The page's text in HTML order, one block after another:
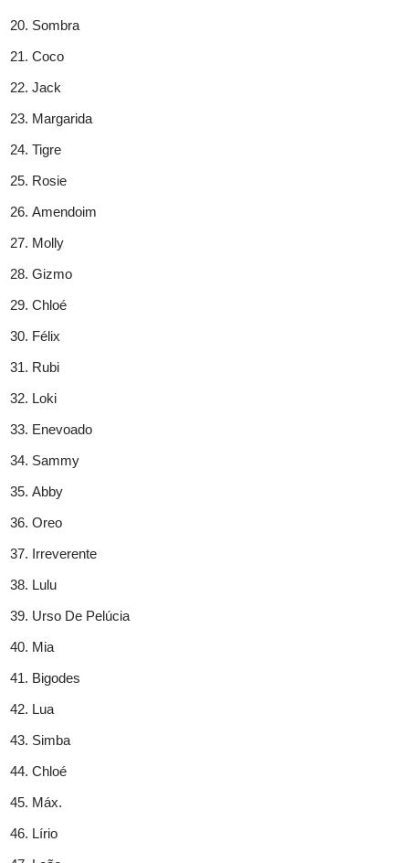
Sombra
Coco
Jack
Margarida
Tigre
Rosie
Amendoim
Molly
Gizmo
Chloé
Félix
Rubi
Loki
Enevoado
Sammy
Abby
Oreo
Irreverente
Lulu
Urso De Pelúcia
Mia
Bigodes
Lua
Simba
Chloé
Máx.
Lírio